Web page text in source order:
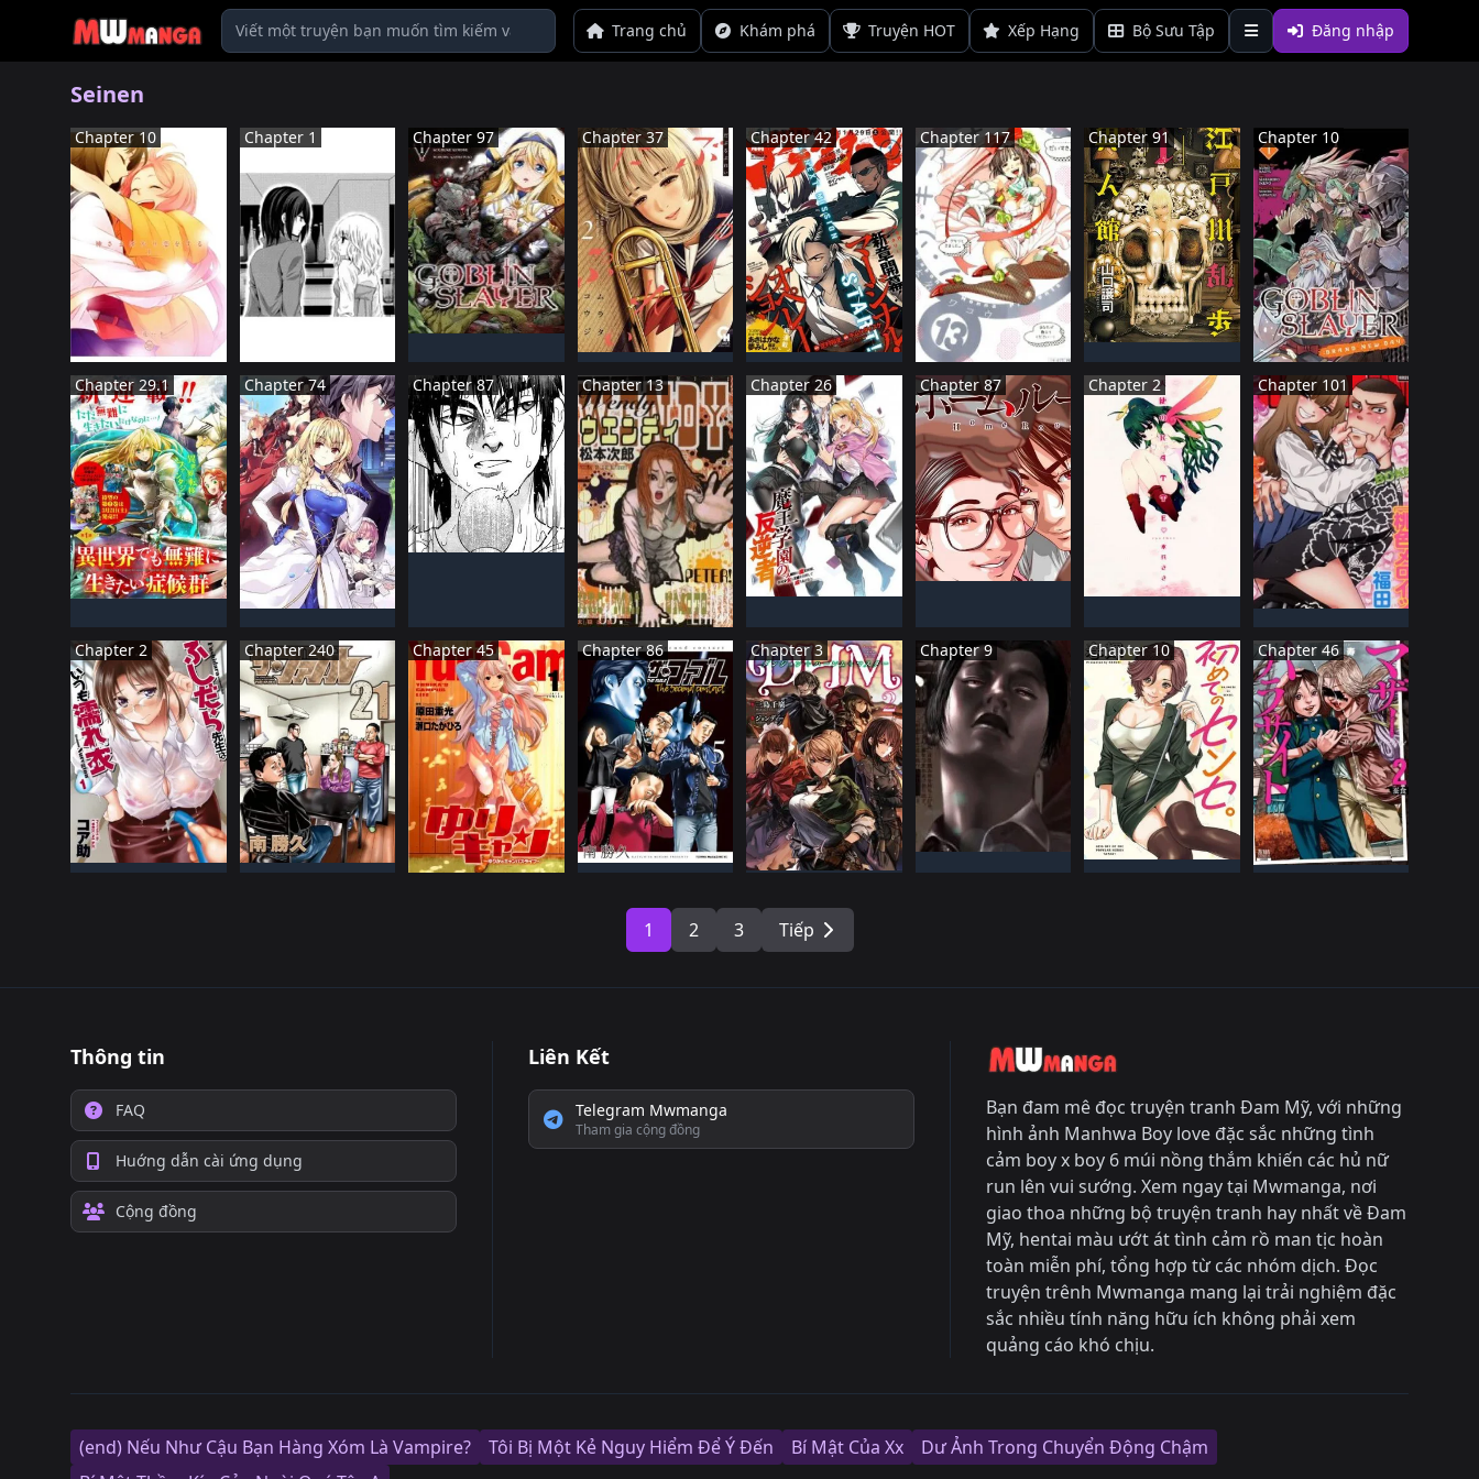
Trang chủ Khám phá Truyện HOT Xếp Hạng Bộ Sưu Tập Đăng nhập
Seinen
Chapter 10
NHậT BảN
Đã HOàN THàNH
Chapter 1 Chapter 97
NHậT BảN
ĐANG TIếN HàNH
Chapter 37
NHậT BảN
ĐANG TIếN HàNH
Chapter 42
NHậT BảN
ĐANG TIếN HàNH
Chapter 117
NHậT BảN
Đã HOàN THàNH
Chapter 91
NHậT BảN
Đã HOàN THàNH
Chapter 10
NHậT BảN
ĐANG TIếN HàNH
Chapter 29.1
NHậT BảN
ĐANG TIếN HàNH
Chapter 74
HàN QUốC
Đã HOàN THàNH
Chapter 87
NHậT BảN
ĐANG TIếN HàNH
Chapter 13
NHậT BảN
ĐANG TIếN HàNH
Chapter 26
NHậT BảN
ĐANG TIếN HàNH
Chapter 87
NHậT BảN
ĐANG TIếN HàNH
Chapter 2
NHậT BảN
ĐANG TIếN HàNH
Chapter 101
NHậT BảN
Đã HOàN THàNH
Chapter 2
NHậT BảN
ĐANG TIếN HàNH
Chapter 240
NHậT BảN
Đã HOàN THàNH
Chapter 45
NHậT BảN
Đã HOàN THàNH
Chapter 86
NHậT BảN
Đã HOàN THàNH
Chapter 3
NHậT BảN
ĐANG TIếN HàNH
Chapter 9
NHậT BảN
ĐANG TIếN HàNH
Chapter 10
NHậT BảN
ĐANG TIếN HàNH
Chapter 46
NHậT BảN
ĐANG TIếN HàNH
1 2 3 Tiếp
Thông tin
FAQ
Huớng dẫn cài ứng dụng
Cộng đồng
Liên Kết
Telegram Mwmanga
Tham gia cộng đồng
Bạn đam mê đọc truyện tranh Đam Mỹ, với những
hình ảnh Manhwa Boy love đặc sắc những tình
cảm boy x boy 6 múi nồng thắm khiến các hủ nữ
run lên vui sướng. Xem ngay tại Mwmanga, nơi
giao thoa những bộ truyện tranh hay nhất về Đam
Mỹ, hentai màu ướt át tình cảm rồ man tịc hoàn
toàn miễn phí, tổng hợp từ các nhóm dịch. Đọc
truyện trênh Mwmanga mang lại trải nghiệm đặc
sắc nhiều tính năng hữu ích không phải xem
quảng cáo khó chịu.
(end) Nếu Như Cậu Bạn Hàng Xóm Là Vampire? Tôi Bị Một Kẻ Nguy Hiểm Để Ý Đến Bí Mật Của Xx
Dư Ảnh Trong Chuyển Động Chậm